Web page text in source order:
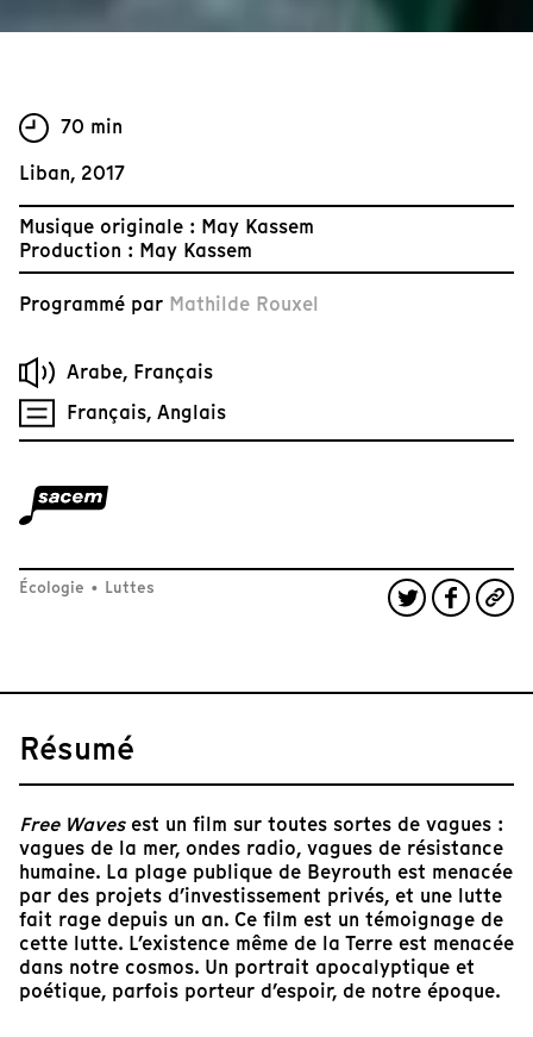
70 min
Liban, 2017
Musique originale : May Kassem
Production : May Kassem
Programmé par Mathilde Rouxel
Arabe, Français
Français, Anglais
Écologie • Luttes
Résumé
Free Wavesest un film sur toutes sortes de vagues :
vagues de la mer, ondes radio, vagues de résistance
humaine. La plage publique de Beyrouth est menacée
par des projets d’investissement privés, et une lutte
fait rage depuis un an. Ce film est un témoignage de
cette lutte. L’existence même de la Terre est menacée
dans notre cosmos. Un portrait apocalyptique et
poétique, parfois porteur d’espoir, de notre époque.